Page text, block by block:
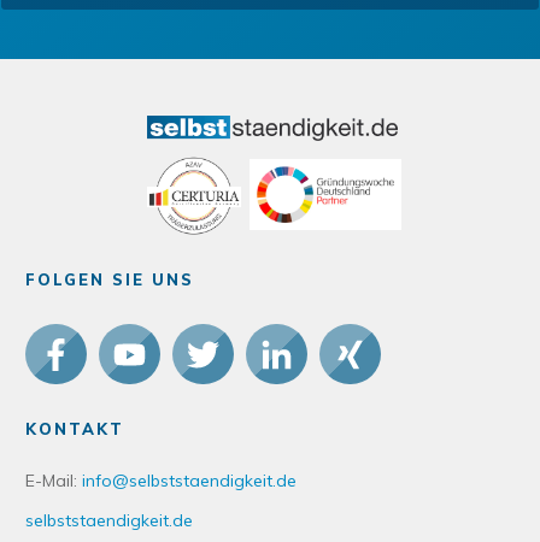
FOLGEN SIE UNS
KONTAKT
E-Mail: info@selbststaendigkeit.de
selbststaendigkeit.de